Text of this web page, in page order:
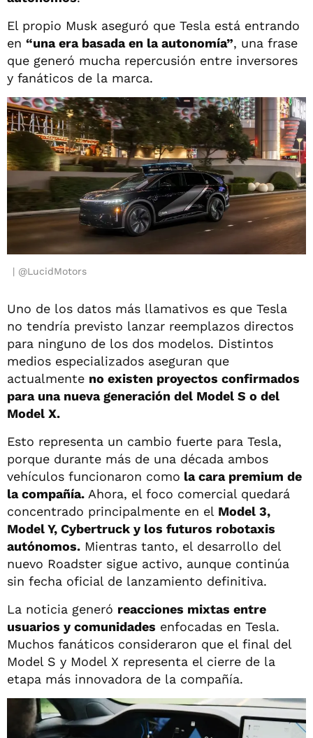
El propio Musk aseguró que Tesla está entrando
en “una era basada en la autonomía”, una frase
que generó mucha repercusión entre inversores
y fanáticos de la marca.
@LucidMotors
Uno de los datos más llamativos es que Tesla
no tendría previsto lanzar reemplazos directos
para ninguno de los dos modelos. Distintos
medios especializados aseguran que
actualmente no existen proyectos confirmados
para una nueva generación del Model S o del
Model X.
Esto representa un cambio fuerte para Tesla,
porque durante más de una década ambos
vehículos funcionaron como la cara premium de
la compañía. Ahora, el foco comercial quedará
concentrado principalmente en el Model 3,
Model Y, Cybertruck y los futuros robotaxis
autónomos. Mientras tanto, el desarrollo del
nuevo Roadster sigue activo, aunque continúa
sin fecha oficial de lanzamiento definitiva.
La noticia generó reacciones mixtas entre
usuarios y comunidades enfocadas en Tesla.
Muchos fanáticos consideraron que el final del
Model S y Model X representa el cierre de la
etapa más innovadora de la compañía.